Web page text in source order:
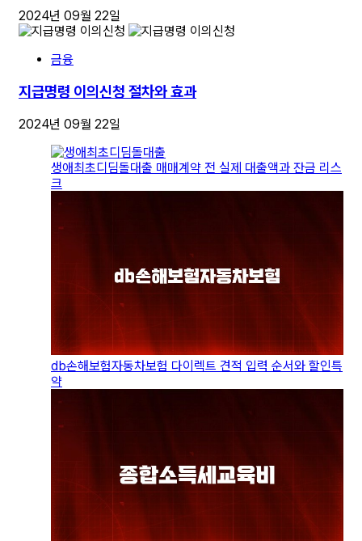
2024년 09월 22일
금융
지급명령 이의신청 절차와 효과
2024년 09월 22일
생애최초디딤돌대출 매매계약 전 실제 대출액과 잔금 리스
크
db손해보험자동차보험 다이렉트 견적 입력 순서와 할인특
약